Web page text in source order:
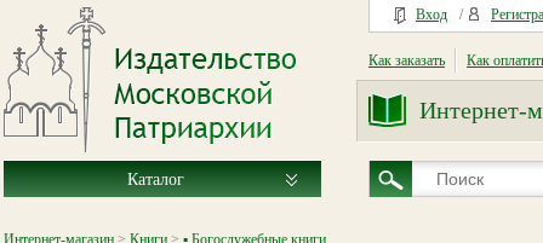
Вход /
Как заказать Как
Интернет-
Каталог
Интернет-магазин > Книги > ▪ Богослужебные книги